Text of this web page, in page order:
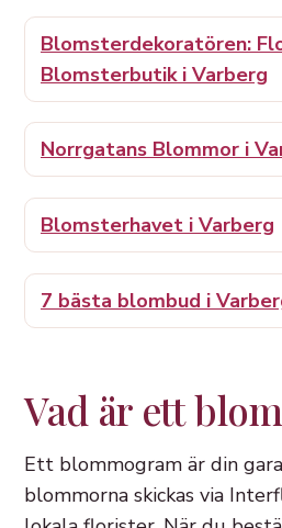
Blomsterdekoratören:
Blomsterbutik i Varberg
Norrgatans Blommor i
Blomsterhavet i Varberg
7 bästa blombud i
Vad är ett
Ett blommogram är din
blommorna skickas via